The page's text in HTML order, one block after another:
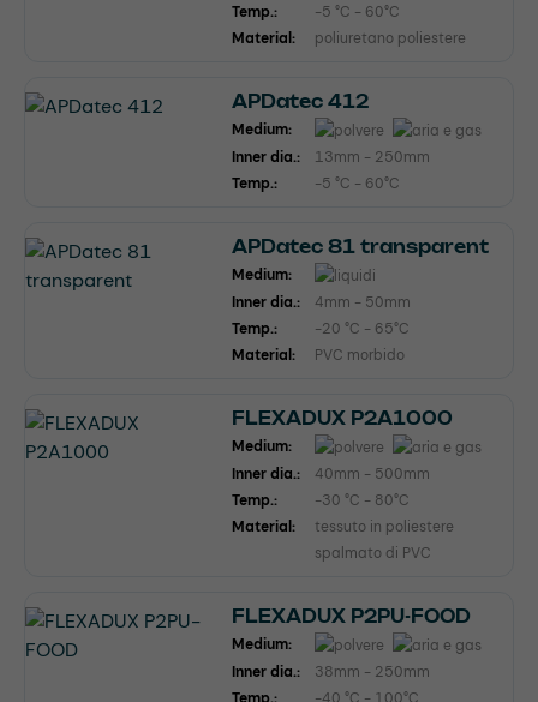
Temp.:
-5 °C - 60°C
Material:
poliuretano poliestere
APDatec 412
Medium:
Inner dia.:
13mm - 250mm
Temp.:
-5 °C - 60°C
APDatec 81 transparent
Medium:
Inner dia.:
4mm - 50mm
Temp.:
-20 °C - 65°C
Material:
PVC morbido
FLEXADUX P2A1000
Medium:
Inner dia.:
40mm - 500mm
Temp.:
-30 °C - 80°C
Material:
tessuto in poliestere
spalmato di PVC
FLEXADUX P2PU-FOOD
Medium:
Inner dia.:
38mm - 250mm
Temp.:
-40 °C - 100°C